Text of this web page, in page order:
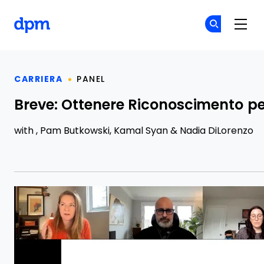
CARRIERA PANEL
Breve: Ottenere Riconoscimento
with , Pam Butkowski, Kamal Syan & Nadia DiLorenzo